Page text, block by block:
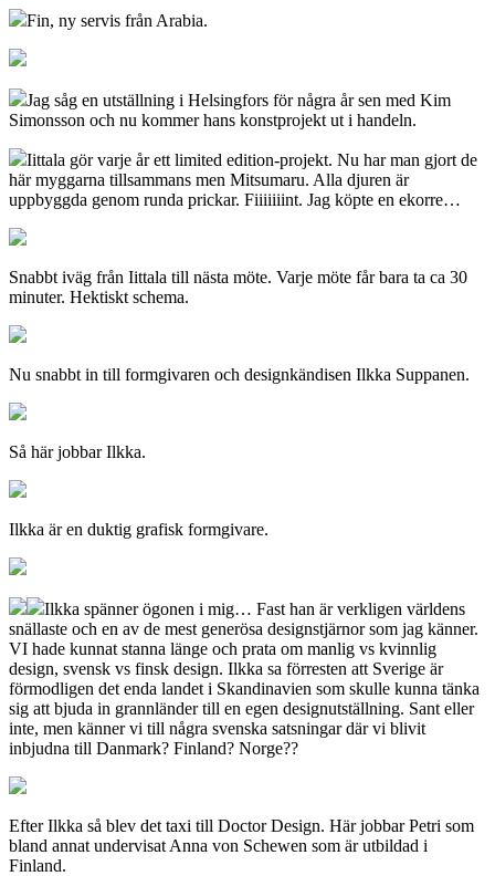
Fin, ny servis från Arabia.
Jag såg en utställning i Helsingfors för några år sen med Kim
Simonsson och nu kommer hans konstprojekt ut i handeln.
Iittala gör varje år ett limited edition-projekt. Nu har man gjort de
här myggarna tillsammans men Mitsumaru. Alla djuren är
uppbyggda genom runda prickar. Fiiiiiiint. Jag köpte en ekorre…
Snabbt iväg från Iittala till nästa möte. Varje möte får bara ta ca 30
minuter. Hektiskt schema.
Nu snabbt in till formgivaren och designkändisen Ilkka Suppanen.
Så här jobbar Ilkka.
Ilkka är en duktig grafisk formgivare.
Ilkka spänner ögonen i mig… Fast han är verkligen världens
snällaste och en av de mest generösa designstjärnor som jag känner.
VI hade kunnat stanna länge och prata om manlig vs kvinnlig
design, svensk vs finsk design. Ilkka sa förresten att Sverige är
förmodligen det enda landet i Skandinavien som skulle kunna tänka
sig att bjuda in grannländer till en egen designutställning. Sant eller
inte, men känner vi till några svenska satsningar där vi blivit
inbjudna till Danmark? Finland? Norge??
Efter Ilkka så blev det taxi till Doctor Design. Här jobbar Petri som
bland annat undervisat Anna von Schewen som är utbildad i
Finland.